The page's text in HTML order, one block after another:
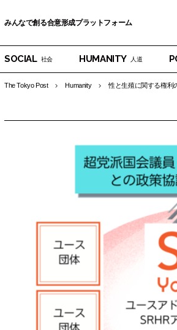
みんなで創る合意形成プラットフォーム
SOCIAL 社会 HUMANITY 人道
The Tokyo Post Humanity 性と生殖に関する権利